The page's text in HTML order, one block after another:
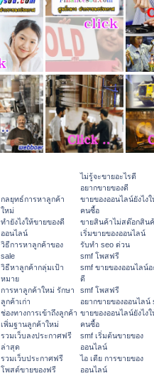
กลยุทธ์การหาลูกค้า
ใหม่
ทํายังไงให้ขายของดี
ออนไลน์
วิธีการหาลูกค้าของ
sale
วิธีหาลูกค้ากลุ่มเป้า
หมาย
การหาลูกค้าใหม่ รักษา
ลูกค้าเก่า
ช่องทางการเข้าถึงลูกค้า
เพิ่มฐานลูกค้าใหม่
รวมเว็บลงประกาศฟรี
ล่าสุด
รวมเว็บประกาศฟรี
โพสต์ขายของฟรี
ไม่รู้จะขายอะไรดี
อยากขายของดี
ขายของออนไลน์ยังไง
คนซื้อ
ขายสินค้าไม่สต๊อกสิน
เริ่มขายของออนไลน์
รับทำ seo ด่วน
smf โพสฟรี
smf ขายของออนไลน์อ
ดี
smf โพสฟรี
อยากขายของออนไลน์
ขายของออนไลน์ยังไง
คนซื้อ
smf เริ่มต้นขายของ
ออนไลน์
ไอ เดีย การขายของ
ออนไลน์